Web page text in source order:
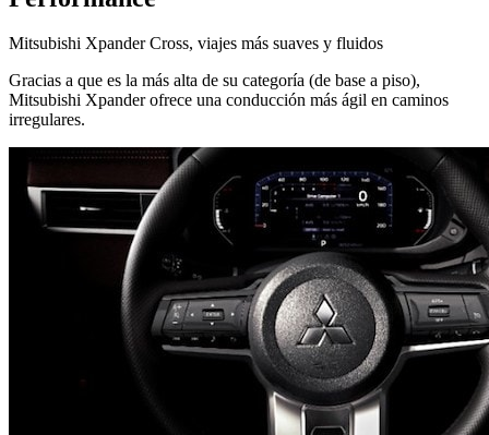
Mitsubishi Xpander Cross, viajes más suaves y fluidos
Gracias a que es la más alta de su categoría (de base a piso),
Mitsubishi Xpander ofrece una conducción más ágil en caminos
irregulares.